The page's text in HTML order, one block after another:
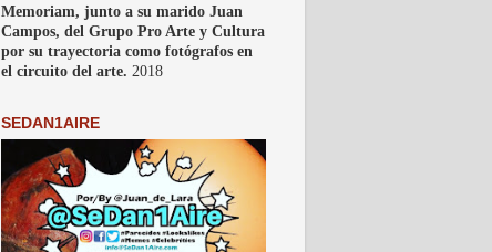
Memoriam, junto a su marido Juan
Campos, del Grupo Pro Arte y Cultura
por su trayectoria como fotógrafos en
el circuito del arte. 2018
SEDAN1AIRE